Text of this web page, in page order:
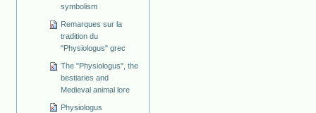
symbolism
Remarques sur la
tradition du
"Physiologus" grec
The "Physiologus", the
bestiaries and
Medieval animal lore
Physiologus